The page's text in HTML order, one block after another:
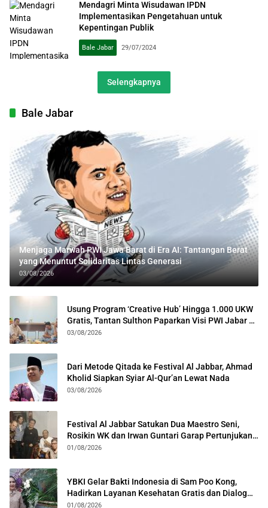
Mendagri Minta Wisudawan IPDN
Implementasikan Pengetahuan untuk
Kepentingan Publik
Bale Jabar 29/07/2024
Selengkapnya
Bale Jabar
Menjaga Marwah PWI Jawa Barat di Era AI: Tantangan Berat
yang Menuntut Solidaritas Lintas Generasi
03/08/2026
Usung Program ‘Creative Hub’ Hingga 1.000 UKW
Gratis, Tantan Sulthon Paparkan Visi PWI Jabar di
Kota Bogor
03/08/2026
Dari Metode Qitada ke Festival Al Jabbar, Ahmad
Kholid Siapkan Syiar Al-Qur’an Lewat Nada
03/08/2026
Festival Al Jabbar Satukan Dua Maestro Seni,
Rosikin WK dan Irwan Guntari Garap Pertunjukan
Kolosal
01/08/2026
YBKI Gelar Bakti Indonesia di Sam Poo Kong,
Hadirkan Layanan Kesehatan Gratis dan Dialog
Kebangsaan
01/08/2026